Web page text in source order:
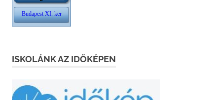
ISKOLÁNK AZ IDŐKÉPEN